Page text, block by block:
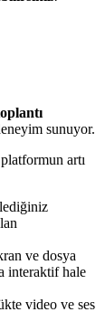
sunuyor.
artı
ve dosya
interaktif hale
video ve ses